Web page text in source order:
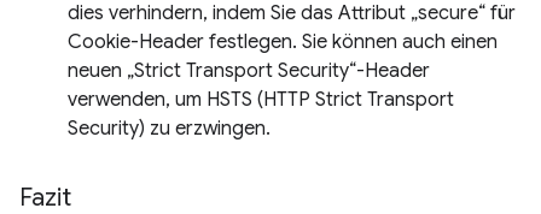
dies verhindern, indem Sie das Attribut „secure“ für
Cookie-Header festlegen. Sie können auch einen
neuen „Strict Transport Security“-Header
verwenden, um HSTS (HTTP Strict Transport
Security) zu erzwingen.
Fazit